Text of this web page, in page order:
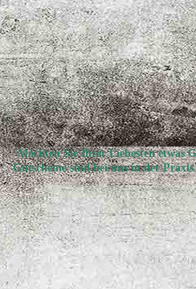
Möchten Sie Ihrer Liebesten etwas
Gutscheine sind bei uns in der